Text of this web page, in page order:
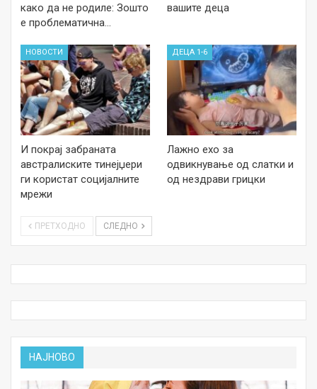
како да не родиле: Зошто
е проблематична…
вашите деца
НОВОСТИ
И покрај забраната
австралиските тинејџери
ги користат социјалните
мрежи
ДЕЦА 1-6
Лажно ехо за
одвикнување од слатки и
од нездрави грицки
ПРЕТХОДНО СЛЕДНО
НАЈНОВО